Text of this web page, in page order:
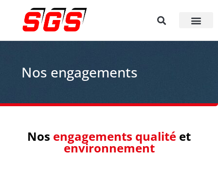
Nos engagements
Nos engagements qualité et
environnement